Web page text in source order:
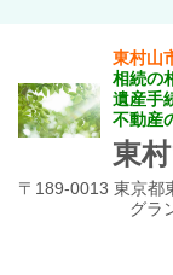
東村山
相続の
遺産手
不動産
東
〒189-0013 東京都
グランデー
（久米川